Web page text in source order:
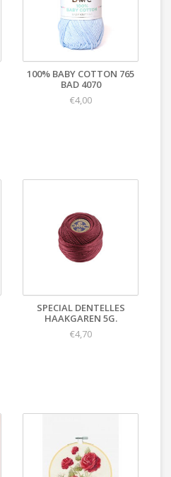
100% BABY COTTON 765
BAD 4070
€4,00
SPECIAL DENTELLES
HAAKGAREN 5G.
€4,70